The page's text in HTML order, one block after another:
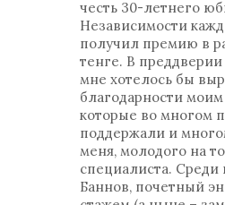
честь 30-летнего
Независимости
получил премию в
тенге. В
мне хотелось бы
благодарности
которые во многом
поддержали и
меня, молодого на
специалиста. Среди
Баннов, почетный